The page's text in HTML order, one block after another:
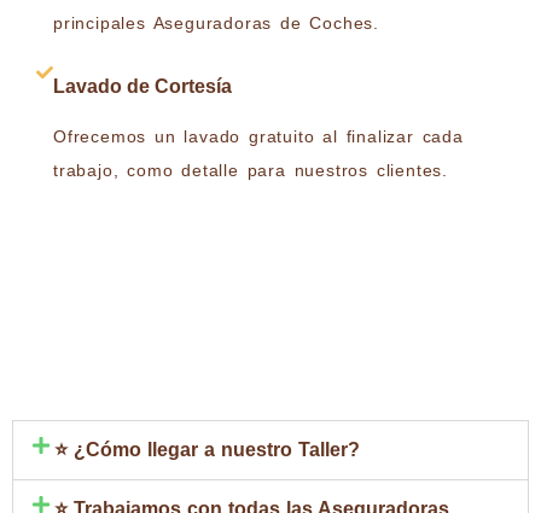
principales Aseguradoras de Coches.
Lavado de Cortesía
Ofrecemos un lavado gratuito al finalizar cada
trabajo, como detalle para nuestros clientes.
⭐ ¿Cómo llegar a nuestro Taller?
⭐ Trabajamos con todas las Aseguradoras